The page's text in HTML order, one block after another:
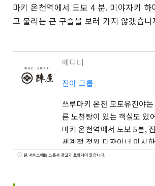
마키 온천역에서 도보 4 분. 미야자키
고 불리는 큰 구슬을 보러 가지 않겠습니
에디터
진야 그룹
쓰루마키 온천 모토유진야
른 노천탕이 있는 객실도 있
마키 온천역에서 도보 5분, 접근도 뛰어납니다. 진야 그
세계적 정원 디자이너 이시
・유무라 온천 미도리야 효
본 서비스에는 스폰서 광고가 포함되어 있습니다.